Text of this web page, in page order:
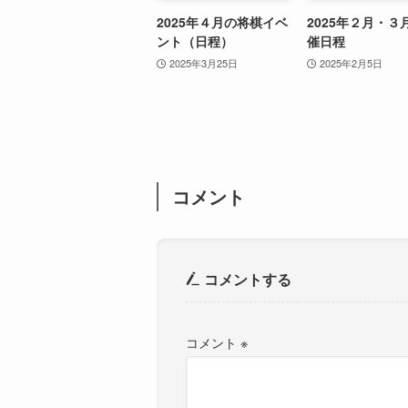
2025年４月の将棋イベ
ント（日程）
2025年3月25日
2025年２月・３
催日程
2025年2月5日
コメント
コメントする
コメント ※